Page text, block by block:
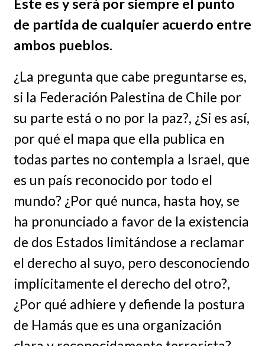
Este es y será por siempre el punto
de partida de cualquier acuerdo entre
ambos pueblos.
¿La pregunta que cabe preguntarse es,
si la Federación Palestina de Chile por
su parte está o no por la paz?, ¿Si es así,
por qué el mapa que ella publica en
todas partes no contempla a Israel, que
es un país reconocido por todo el
mundo? ¿Por qué nunca, hasta hoy, se
ha pronunciado a favor de la existencia
de dos Estados limitándose a reclamar
el derecho al suyo, pero desconociendo
implícitamente el derecho del otro?,
¿Por qué adhiere y defiende la postura
de Hamás que es una organización